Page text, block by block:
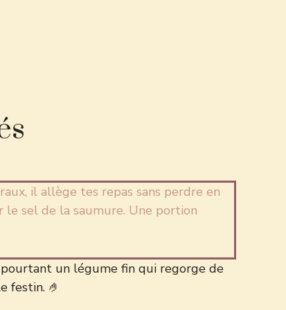
il allège tes repas sans perdre en
sel de la saumure. Une portion
pourtant un légume fin qui regorge de
festin. 🤌